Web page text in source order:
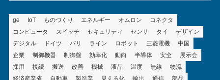
ge IoT ものづくり エネルギー オムロン
コネクタ
コンピュータ
スイッチ セキュリティ センサ タイ
デザイン
デジタル
ドイツ バリ ライン ロボット 三菱電機
中国
企業
制御機器 制御盤 効率化 動向 半導体 安全
展示会
採用
接続 搬送 改善 機械 液晶 温度 無線
物流
経済産業省
自動車 製造業 見える化 輸出 通信 部品